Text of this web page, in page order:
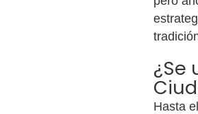
¿Se
Hasta